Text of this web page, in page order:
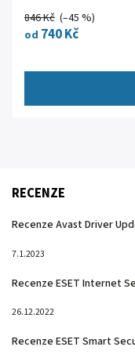
846 Kč (–45 %)
od 740 Kč
RECENZE
Recenze Avast Driver
7.1.2023
Recenze ESET Internet
26.12.2022
Recenze ESET Smart